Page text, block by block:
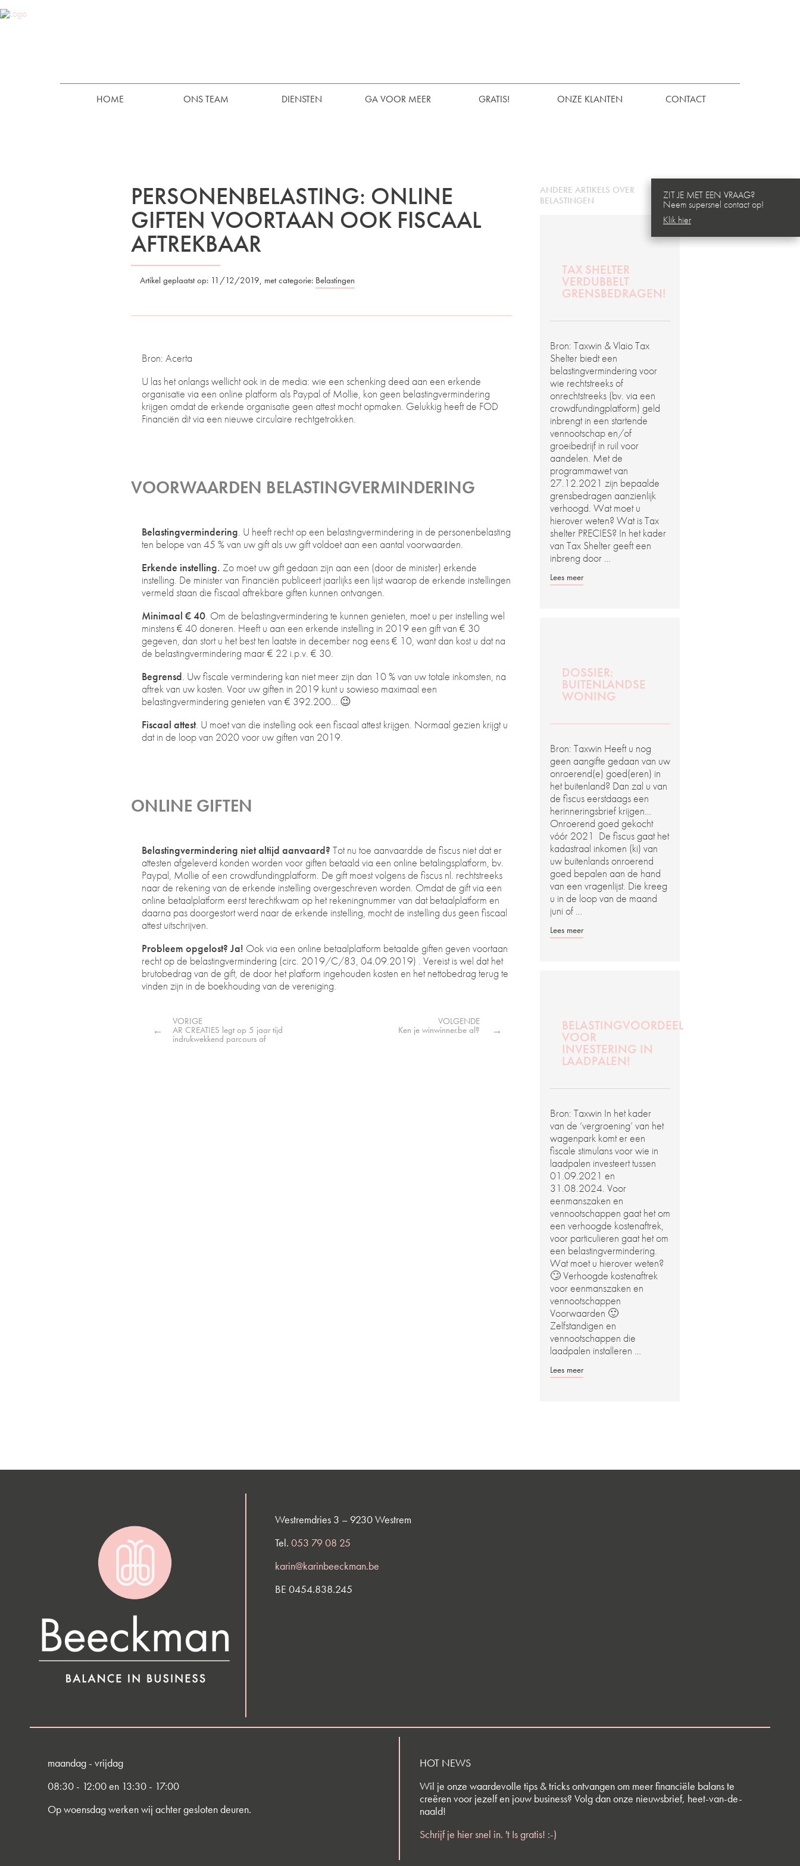
HOME ONS TEAM DIENSTEN GA VOOR MEER GRATIS! ONZE KLANTEN CONTACT
ZIT JE MET EEN VRAAG?
Neem supersnel contact op!
Klik hier
PERSONENBELASTING: ONLINE
GIFTEN VOORTAAN OOK FISCAAL
AFTREKBAAR
Artikel geplaatst op: 11/12/2019, met categorie: Belastingen
Bron: Acerta
U las het onlangs wellicht ook in de media: wie een schenking deed aan een erkende
organisatie via een online platform als Paypal of Mollie, kon geen belastingvermindering
krijgen omdat de erkende organisatie geen attest mocht opmaken. Gelukkig heeft de FOD
Financiën dit via een nieuwe circulaire rechtgetrokken.
VOORWAARDEN BELASTINGVERMINDERING
Belastingvermindering. U heeft recht op een belastingvermindering in de personenbelasting
ten belope van 45 % van uw gift als uw gift voldoet aan een aantal voorwaarden.
Erkende instelling. Zo moet uw gift gedaan zijn aan een (door de minister) erkende
instelling. De minister van Financiën publiceert jaarlijks een lijst waarop de erkende instellingen
vermeld staan die fiscaal aftrekbare giften kunnen ontvangen.
Minimaal € 40. Om de belastingvermindering te kunnen genieten, moet u per instelling wel
minstens € 40 doneren. Heeft u aan een erkende instelling in 2019 een gift van € 30
gegeven, dan stort u het best ten laatste in december nog eens € 10, want dan kost u dat na
de belastingvermindering maar € 22 i.p.v. € 30.
Begrensd. Uw fiscale vermindering kan niet meer zijn dan 10 % van uw totale inkomsten, na
aftrek van uw kosten. Voor uw giften in 2019 kunt u sowieso maximaal een
belastingvermindering genieten van € 392.200… 😉
Fiscaal attest. U moet van die instelling ook een fiscaal attest krijgen. Normaal gezien krijgt u
dat in de loop van 2020 voor uw giften van 2019.
ONLINE GIFTEN
Belastingvermindering niet altijd aanvaard? Tot nu toe aanvaardde de fiscus niet dat er
attesten afgeleverd konden worden voor giften betaald via een online betalingsplatform, bv.
Paypal, Mollie of een crowdfundingplatform. De gift moest volgens de fiscus nl. rechtstreeks
naar de rekening van de erkende instelling overgeschreven worden. Omdat de gift via een
online betaalplatform eerst terechtkwam op het rekeningnummer van dat betaalplatform en
daarna pas doorgestort werd naar de erkende instelling, mocht de instelling dus geen fiscaal
attest uitschrijven.
Probleem opgelost? Ja! Ook via een online betaalplatform betaalde giften geven voortaan
recht op de belastingvermindering (circ. 2019/C/83, 04.09.2019) . Vereist is wel dat het
brutobedrag van de gift, de door het platform ingehouden kosten en het nettobedrag terug te
vinden zijn in de boekhouding van de vereniging.
←
VORIGE
AR CREATIES legt op 5 jaar tijd
indrukwekkend parcours af
→
VOLGENDE
Ken je winwinner.be al?
ANDERE ARTIKELS OVER
BELASTINGEN
TAX SHELTER
VERDUBBELT
GRENSBEDRAGEN!
Bron: Taxwin & Vlaio Tax
Shelter biedt een
belastingvermindering voor
wie rechtstreeks of
onrechtstreeks (bv. via een
crowdfundingplatform) geld
inbrengt in een startende
vennootschap en/of
groeibedrijf in ruil voor
aandelen. Met de
programmawet van
27.12.2021 zijn bepaalde
grensbedragen aanzienlijk
verhoogd. Wat moet u
hierover weten? Wat is Tax
shelter PRECIES? In het kader
van Tax Shelter geeft een
inbreng door …
Lees meer
DOSSIER:
BUITENLANDSE
WONING
Bron: Taxwin Heeft u nog
geen aangifte gedaan van uw
onroerend(e) goed(eren) in
het buitenland? Dan zal u van
de fiscus eerstdaags een
herinneringsbrief krijgen…
Onroerend goed gekocht
vóór 2021 De fiscus gaat het
kadastraal inkomen (ki) van
uw buitenlands onroerend
goed bepalen aan de hand
van een vragenlijst. Die kreeg
u in de loop van de maand
juni of …
Lees meer
BELASTINGVOORDEEL
VOOR
INVESTERING IN
LAADPALEN!
Bron: Taxwin In het kader
van de ‘vergroening’ van het
wagenpark komt er een
fiscale stimulans voor wie in
laadpalen investeert tussen
01.09.2021 en
31.08.2024. Voor
eenmanszaken en
vennootschappen gaat het om
een verhoogde kostenaftrek,
voor particulieren gaat het om
een belastingvermindering.
Wat moet u hierover weten?
🙄 Verhoogde kostenaftrek
voor eenmanszaken en
vennootschappen
Voorwaarden 🙂
Zelfstandigen en
vennootschappen die
laadpalen installeren …
Lees meer
Westremdries 3 – 9230 Westrem
Tel. 053 79 08 25
karin@karinbeeckman.be
BE 0454.838.245
maandag - vrijdag
08:30 - 12:00 en 13:30 - 17:00
Op woensdag werken wij achter gesloten deuren.
HOT NEWS
Wil je onze waardevolle tips & tricks ontvangen om meer financiële balans te
creëren voor jezelf en jouw business? Volg dan onze nieuwsbrief, heet-van-de-
naald!
Schrijf je hier snel in. 't Is gratis! :-)